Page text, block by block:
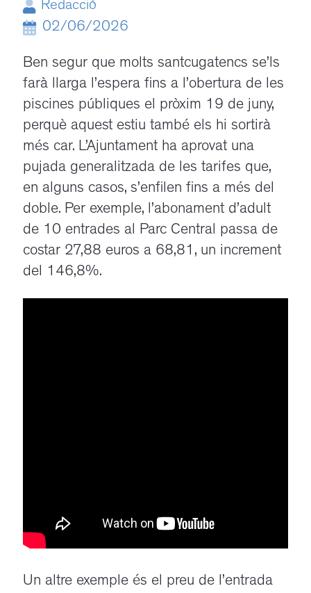
Redacció
02/06/2026
Ben segur que molts santcugatencs se’ls
farà llarga l’espera fins a l’obertura de les
piscines públiques el pròxim 19 de juny,
perquè aquest estiu també els hi sortirà
més car. L’Ajuntament ha aprovat una
pujada generalitzada de les tarifes que,
en alguns casos, s’enfilen fins a més del
doble. Per exemple, l’abonament d’adult
de 10 entrades al Parc Central passa de
costar 27,88 euros a 68,81, un increment
del 146,8%.
Un altre exemple és el preu de l’entrada